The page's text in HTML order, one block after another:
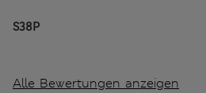
S38P
Alle Bewertungen anzeigen